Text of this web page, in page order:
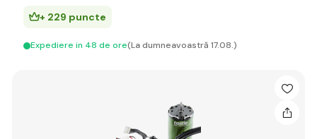
+ 229 puncte
Expediere in 48 de ore(La dumneavoastră 17.08.)